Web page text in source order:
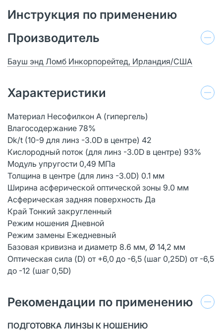
Инструкция по применению
Производитель
Бауш энд Ломб Инкорпорейтед, Ирландия/США
Характеристики
Материал Несофилкон A (гипергель)
Влагосодержание 78%
Dk/t (10-9 для линз -3.0D в центре) 42
Кислородный поток (для линз -3.0D в центре) 93%
Модуль упругости 0,49 MПa
Толщина в центре (для линз -3.0D) 0.1 мм
Ширина асферической оптической зоны 9.0 мм
Асферическая задняя поверхность Да
Край Тонкий закругленный
Режим ношения Дневной
Режим замены Ежедневный
Базовая кривизна и диаметр 8.6 мм, Ø 14,2 мм
Оптическая сила (D) от +6,0 до -6,5 (шаг 0,25D) от -6,5
до -12 (шаг 0,5D)
Рекомендации по применению
ПОДГОТОВКА ЛИНЗЫ К НОШЕНИЮ